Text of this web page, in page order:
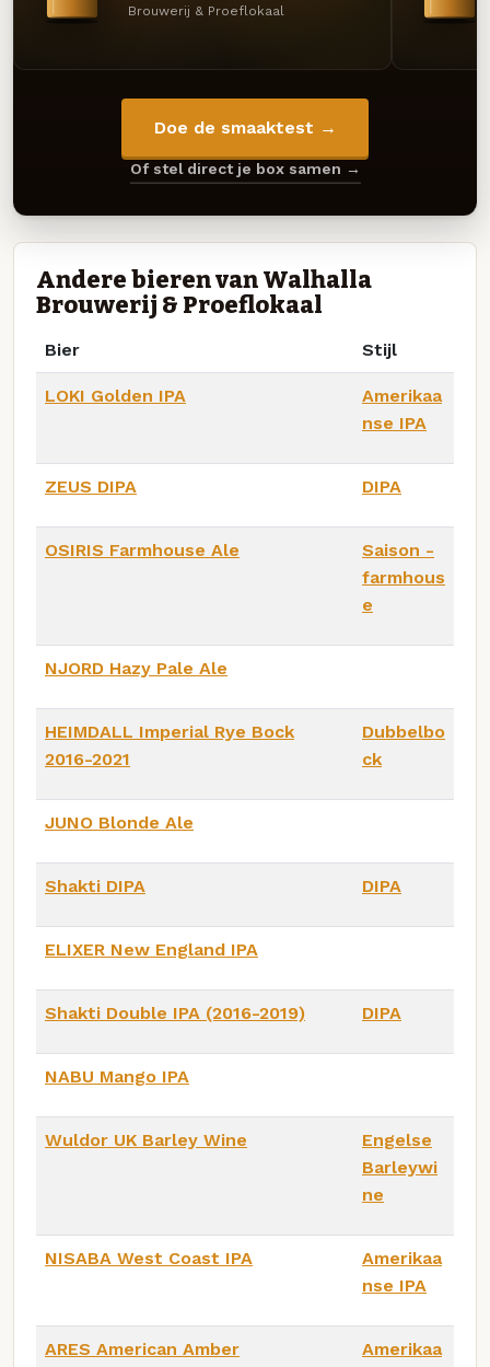
Brouwerij & Proeflokaal
Doe de smaaktest →
Of stel direct je box samen →
Andere bieren van Walhalla
Brouwerij & Proeflokaal
Bier Stijl
LOKI Golden IPA
Amerikaa
nse IPA
ZEUS DIPA DIPA
OSIRIS Farmhouse Ale
Saison -
farmhous
e
NJORD Hazy Pale Ale
HEIMDALL Imperial Rye Bock
2016-2021
Dubbelbo
ck
JUNO Blonde Ale
Shakti DIPA DIPA
ELIXER New England IPA
Shakti Double IPA (2016-2019) DIPA
NABU Mango IPA
Wuldor UK Barley Wine
Engelse
Barleywi
ne
NISABA West Coast IPA
Amerikaa
nse IPA
ARES American Amber
Amerikaa